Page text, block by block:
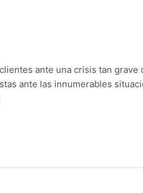
ante una crisis tan
ante las innumerables